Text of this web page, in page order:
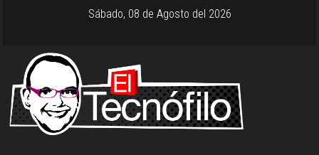
Sábado, 08 de Agosto del 2026